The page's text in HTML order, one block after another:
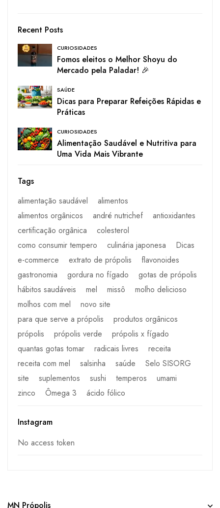
Recent Posts
CURIOSIDADES
Fomos eleitos o Melhor Shoyu do
Mercado pela Paladar! 🎉
SAÚDE
Dicas para Preparar Refeições Rápidas e
Práticas
CURIOSIDADES
Alimentação Saudável e Nutritiva para
Uma Vida Mais Vibrante
Tags
alimentação saudável
alimentos
alimentos orgânicos
andré nutrichef
antioxidantes
certificação orgânica
colesterol
como consumir tempero
culinária japonesa
Dicas
e-commerce
extrato de própolis
flavonoides
gastronomia
gordura no fígado
gotas de própolis
hábitos saudáveis
mel missô
molho delicioso
molhos com mel
novo site
para que serve a própolis
produtos orgânicos
própolis
própolis verde
própolis x fígado
quantas gotas tomar
radicais livres
receita
receita com mel
salsinha saúde
Selo SISORG
site
suplementos sushi temperos
umami
zinco
Ômega 3 ácido fólico
Instagram
No access token
MN Própolis